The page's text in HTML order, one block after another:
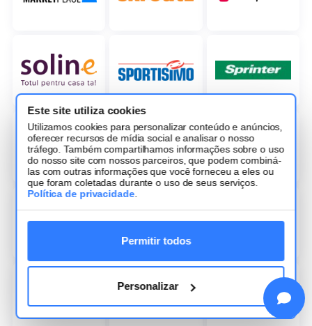
Este site utiliza cookies
Utilizamos cookies para personalizar conteúdo e anúncios,
oferecer recursos de mídia social e analisar o nosso
tráfego. Também compartilhamos informações sobre o uso
do nosso site com nossos parceiros, que podem combiná-
las com outras informações que você forneceu a eles ou
que foram coletadas durante o uso de seus serviços.
Política de privacidade
Permitir todos
Personalizar